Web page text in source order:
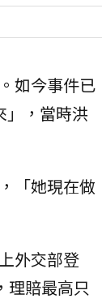
如今事件已
」，當時洪
「她現在做
外交部登
理賠最高只